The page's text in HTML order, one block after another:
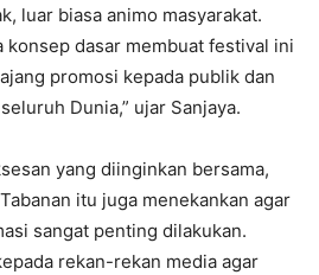
luar biasa animo masyarakat.
konsep dasar membuat festival ini
promosi kepada publik dan
Dunia,” ujar Sanjaya.
yang diinginkan bersama,
itu juga menekankan agar
sangat penting dilakukan.
rekan-rekan media agar